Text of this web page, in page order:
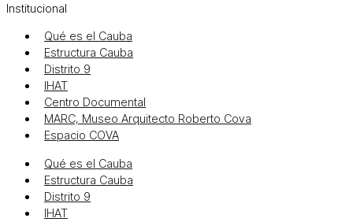
Institucional
Qué es el Cauba
Estructura Cauba
Distrito 9
IHAT
Centro Documental
MARC, Museo Arquitecto Roberto Cova
Espacio COVA
Qué es el Cauba
Estructura Cauba
Distrito 9
IHAT